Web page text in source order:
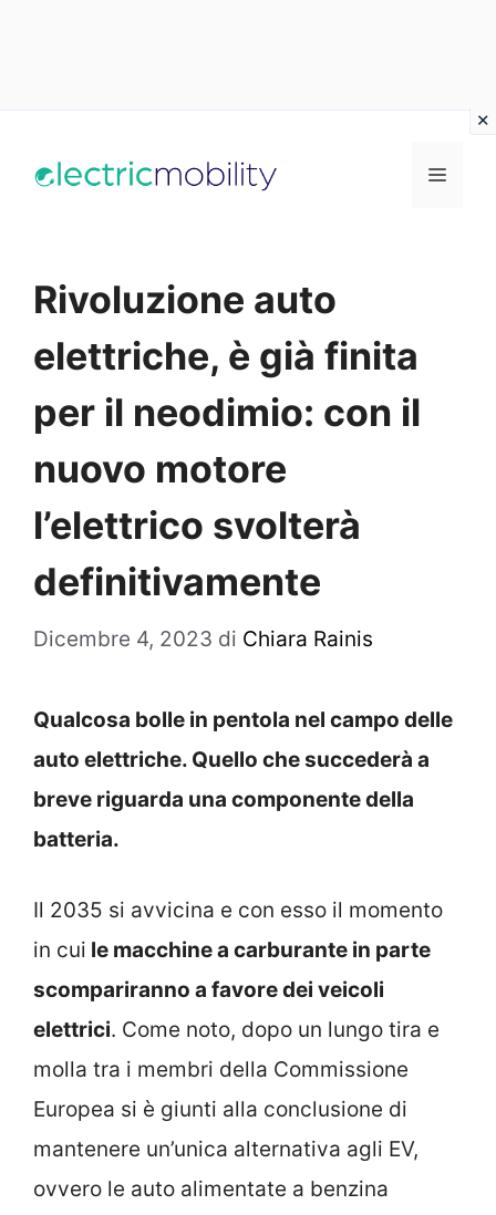
Menu
Rivoluzione auto
elettriche, è già finita
per il neodimio: con il
nuovo motore
l’elettrico svolterà
definitivamente
Dicembre 4, 2023 di Chiara Rainis
Qualcosa bolle in pentola nel campo delle
auto elettriche. Quello che succederà a
breve riguarda una componente della
batteria.
Il 2035 si avvicina e con esso il momento
in cui le macchine a carburante in parte
scompariranno a favore dei veicoli
elettrici. Come noto, dopo un lungo tira e
molla tra i membri della Commissione
Europea si è giunti alla conclusione di
mantenere un’unica alternativa agli EV,
ovvero le auto alimentate a benzina